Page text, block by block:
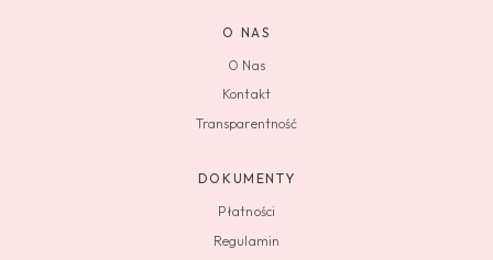
O NAS
O Nas
Kontakt
Transparentność
DOKUMENTY
Płatności
Regulamin